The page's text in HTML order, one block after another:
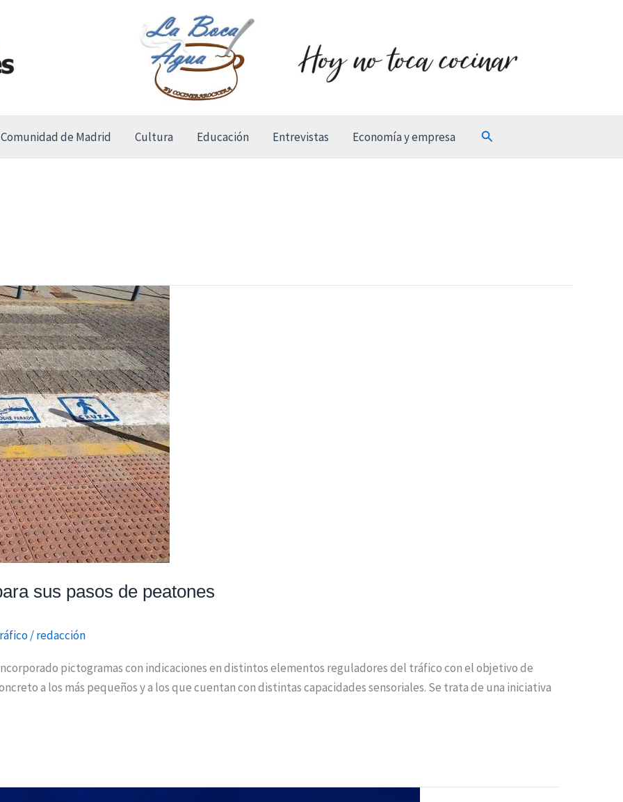
Comunidad de Madrid Cultura Educación Entrevistas Economía y empresa Buscar
sus pasos de peatones
/redacción
pictogramas con indicaciones en distintos elementos reguladores del tráfico con el objetivo de
a los más pequeños y a los que cuentan con distintas capacidades sensoriales. Se trata de una iniciativa